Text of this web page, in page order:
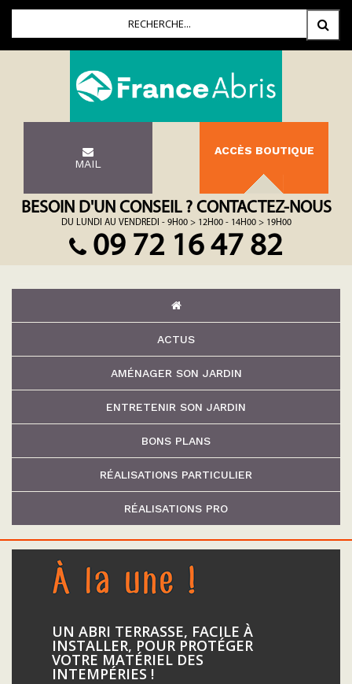
MAIL
ACCÈS BOUTIQUE
BESOIN D'UN CONSEIL ? CONTACTEZ-NOUS
DU LUNDI AU VENDREDI - 9H00 > 12H00 - 14H00 > 19H00
09 72 16 47 82
ACTUS
AMÉNAGER SON JARDIN
ENTRETENIR SON JARDIN
BONS PLANS
RÉALISATIONS PARTICULIER
RÉALISATIONS PRO
UN ABRI TERRASSE, FACILE À
INSTALLER, POUR PROTÉGER
VOTRE MATÉRIEL DES
INTEMPÉRIES !